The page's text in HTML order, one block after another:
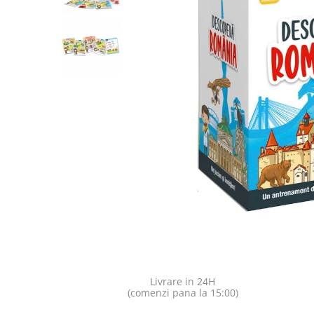
Jocuri pentru o persoana
Game cunoscute
Vezi toate jocurile de societate
Livrare in 24H
(comenzi pana la 15:00)